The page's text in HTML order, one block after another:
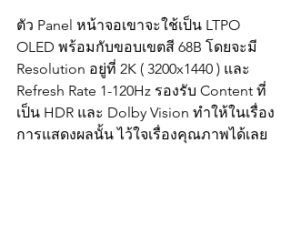
ตัว Panel หน้าจอเขาจะใช้เป็น LTPO
OLED พร้อมกับขอบเขตสี 68B โดยจะมี
Resolution อยู่ที่ 2K ( 3200x1440 ) และ
Refresh Rate 1-120Hz รองรับ Content ที่
เป็น HDR และ Dolby Vision ทำให้ในเรื่อง
การแสดงผลนั้น ไว้ใจเรื่องคุณภาพได้เลย